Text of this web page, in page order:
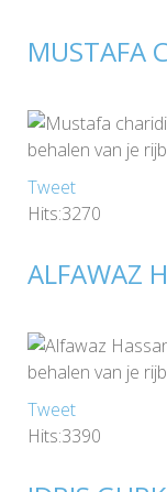
MUSTAFA
behalen van je
Tweet
Hits:3270
ALFAWAZ
behalen van je
Tweet
Hits:3390